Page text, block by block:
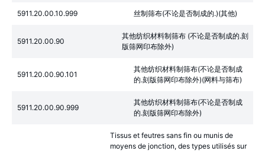
5911.20.00.10.999 丝制筛布(不论是否制成的.)(其他)
5911.20.00.90
其他纺织材料制筛布 (不论是否制成的.刻
版筛网印布除外)
5911.20.00.90.101
其他纺织材料制筛布(不论是否制成
的.刻版筛网印布除外)(网料与筛布)
5911.20.00.90.999
其他纺织材料制筛布(不论是否制成
的.刻版筛网印布除外)
Tissus et feutres sans fin ou munis de
moyens de jonction, des types utilisés sur